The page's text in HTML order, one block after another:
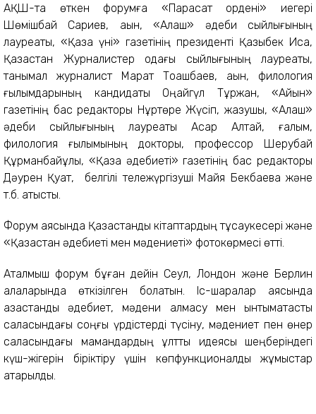
АҚШ-та өткен форумға «Парасат ордені» иегері
Шөмішбай Сариев, ақын, «Алаш» әдеби сыйлығының
лауреаты, «Қазақ үні» газетінің президенті Қазыбек Иса,
Қазақстан Журналистер одағы сыйлығының лауреаты,
танымал журналист Марат Тоқашбаев, ақын, филология
ғылымдарының кандидаты Оңайгүл Тұржан, «Айқын»
газетінің бас редакторы Нұртөре Жүсіп, жазушы, «Алаш»
әдеби сыйлығының лауреаты Асқар Алтай, ғалым,
филология ғылымының докторы, профессор Шерубай
Құрманбайұлы, «Қазақ әдебиеті» газетінің бас редакторы
Дәурен Қуат, белгілі тележүргізуші Майя Бекбаева және
т.б. қатысты.
Форум аясында Қазақстандық кітаптардың тұсаукесері және
«Қазақстан әдебиеті мен мәдениеті» фотокөрмесі өтті.
Аталмыш форум бұған дейін Сеул, Лондон және Берлин
қалаларында өткізілген болатын. Іс-шаралар аясында
қазақстандық әдебиет, мәдени алмасу мен ынтымақтастық
саласындағы соңғы үрдістерді түсіну, мәдениет пен өнер
саласындағы мамандардың ұлттық идеясы шеңберіндегі
күш-жігерін біріктіру үшін көпфункционалды жұмыстар
атқарылды.